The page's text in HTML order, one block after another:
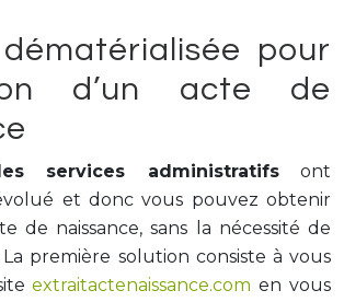
pour
d’un acte de
services administratifsont
et donc vous pouvez obtenir
de naissance, sans la nécessité de
première solution consiste à vous
extraitactenaissance.com en vous